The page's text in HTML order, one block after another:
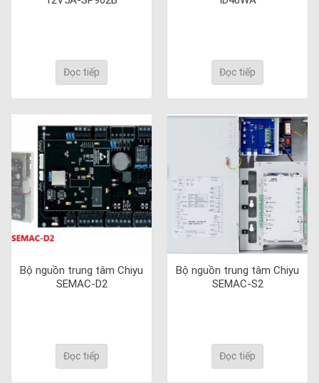
Đọc tiếp Đọc tiếp
Bộ nguồn trung tâm Chiyu
SEMAC-D2
Đọc tiếp
Bộ nguồn trung tâm Chiyu
SEMAC-S2
Đọc tiếp